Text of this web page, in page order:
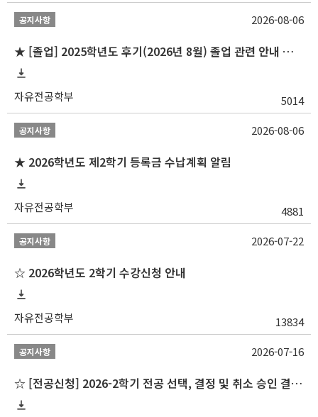
공지사항
★ [졸업] 2025학년도 후기(2026년 8월) 졸업 관련 안내 및 확정자 명단 공지
자유전공학부 5014
2026-08-06
공지사항
★ 2026학년도 제2학기 등록금 수납계획 알림
자유전공학부 4881
2026-08-06
공지사항
☆ 2026학년도 2학기 수강신청 안내
자유전공학부 13834
2026-07-22
공지사항
☆ [전공신청] 2026-2학기 전공 선택, 결정 및 취소 승인 결과 알림(심화전공 포함)
2026-07-16